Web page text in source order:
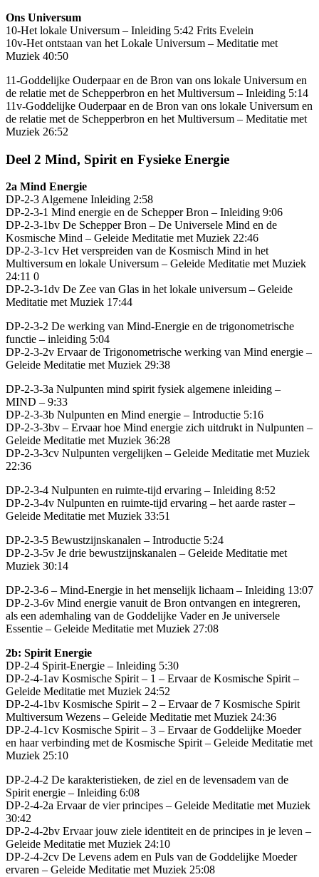
Ons Universum
10-Het lokale Universum – Inleiding 5:42 Frits Evelein
10v-Het ontstaan van het Lokale Universum – Meditatie met
Muziek 40:50
11-Goddelijke Ouderpaar en de Bron van ons lokale Universum en
de relatie met de Schepperbron en het Multiversum – Inleiding 5:14
11v-Goddelijke Ouderpaar en de Bron van ons lokale Universum en
de relatie met de Schepperbron en het Multiversum – Meditatie met
Muziek 26:52
Deel 2 Mind, Spirit en Fysieke Energie
2a Mind Energie
DP-2-3 Algemene Inleiding 2:58
DP-2-3-1 Mind energie en de Schepper Bron – Inleiding 9:06
DP-2-3-1bv De Schepper Bron – De Universele Mind en de
Kosmische Mind – Geleide Meditatie met Muziek 22:46
DP-2-3-1cv Het verspreiden van de Kosmisch Mind in het
Multiversum en lokale Universum – Geleide Meditatie met Muziek
24:11 0
DP-2-3-1dv De Zee van Glas in het lokale universum – Geleide
Meditatie met Muziek 17:44
DP-2-3-2 De werking van Mind-Energie en de trigonometrische
functie – inleiding 5:04
DP-2-3-2v Ervaar de Trigonometrische werking van Mind energie –
Geleide Meditatie met Muziek 29:38
DP-2-3-3a Nulpunten mind spirit fysiek algemene inleiding –
MIND – 9:33
DP-2-3-3b Nulpunten en Mind energie – Introductie 5:16
DP-2-3-3bv – Ervaar hoe Mind energie zich uitdrukt in Nulpunten –
Geleide Meditatie met Muziek 36:28
DP-2-3-3cv Nulpunten vergelijken – Geleide Meditatie met Muziek
22:36
DP-2-3-4 Nulpunten en ruimte-tijd ervaring – Inleiding 8:52
DP-2-3-4v Nulpunten en ruimte-tijd ervaring – het aarde raster –
Geleide Meditatie met Muziek 33:51
DP-2-3-5 Bewustzijnskanalen – Introductie 5:24
DP-2-3-5v Je drie bewustzijnskanalen – Geleide Meditatie met
Muziek 30:14
DP-2-3-6 – Mind-Energie in het menselijk lichaam – Inleiding 13:07
DP-2-3-6v Mind energie vanuit de Bron ontvangen en integreren,
als een ademhaling van de Goddelijke Vader en Je universele
Essentie – Geleide Meditatie met Muziek 27:08
2b: Spirit Energie
DP-2-4 Spirit-Energie – Inleiding 5:30
DP-2-4-1av Kosmische Spirit – 1 – Ervaar de Kosmische Spirit –
Geleide Meditatie met Muziek 24:52
DP-2-4-1bv Kosmische Spirit – 2 – Ervaar de 7 Kosmische Spirit
Multiversum Wezens – Geleide Meditatie met Muziek 24:36
DP-2-4-1cv Kosmische Spirit – 3 – Ervaar de Goddelijke Moeder
en haar verbinding met de Kosmische Spirit – Geleide Meditatie met
Muziek 25:10
DP-2-4-2 De karakteristieken, de ziel en de levensadem van de
Spirit energie – Inleiding 6:08
DP-2-4-2a Ervaar de vier principes – Geleide Meditatie met Muziek
30:42
DP-2-4-2bv Ervaar jouw ziele identiteit en de principes in je leven –
Geleide Meditatie met Muziek 24:10
DP-2-4-2cv De Levens adem en Puls van de Goddelijke Moeder
ervaren – Geleide Meditatie met Muziek 25:08